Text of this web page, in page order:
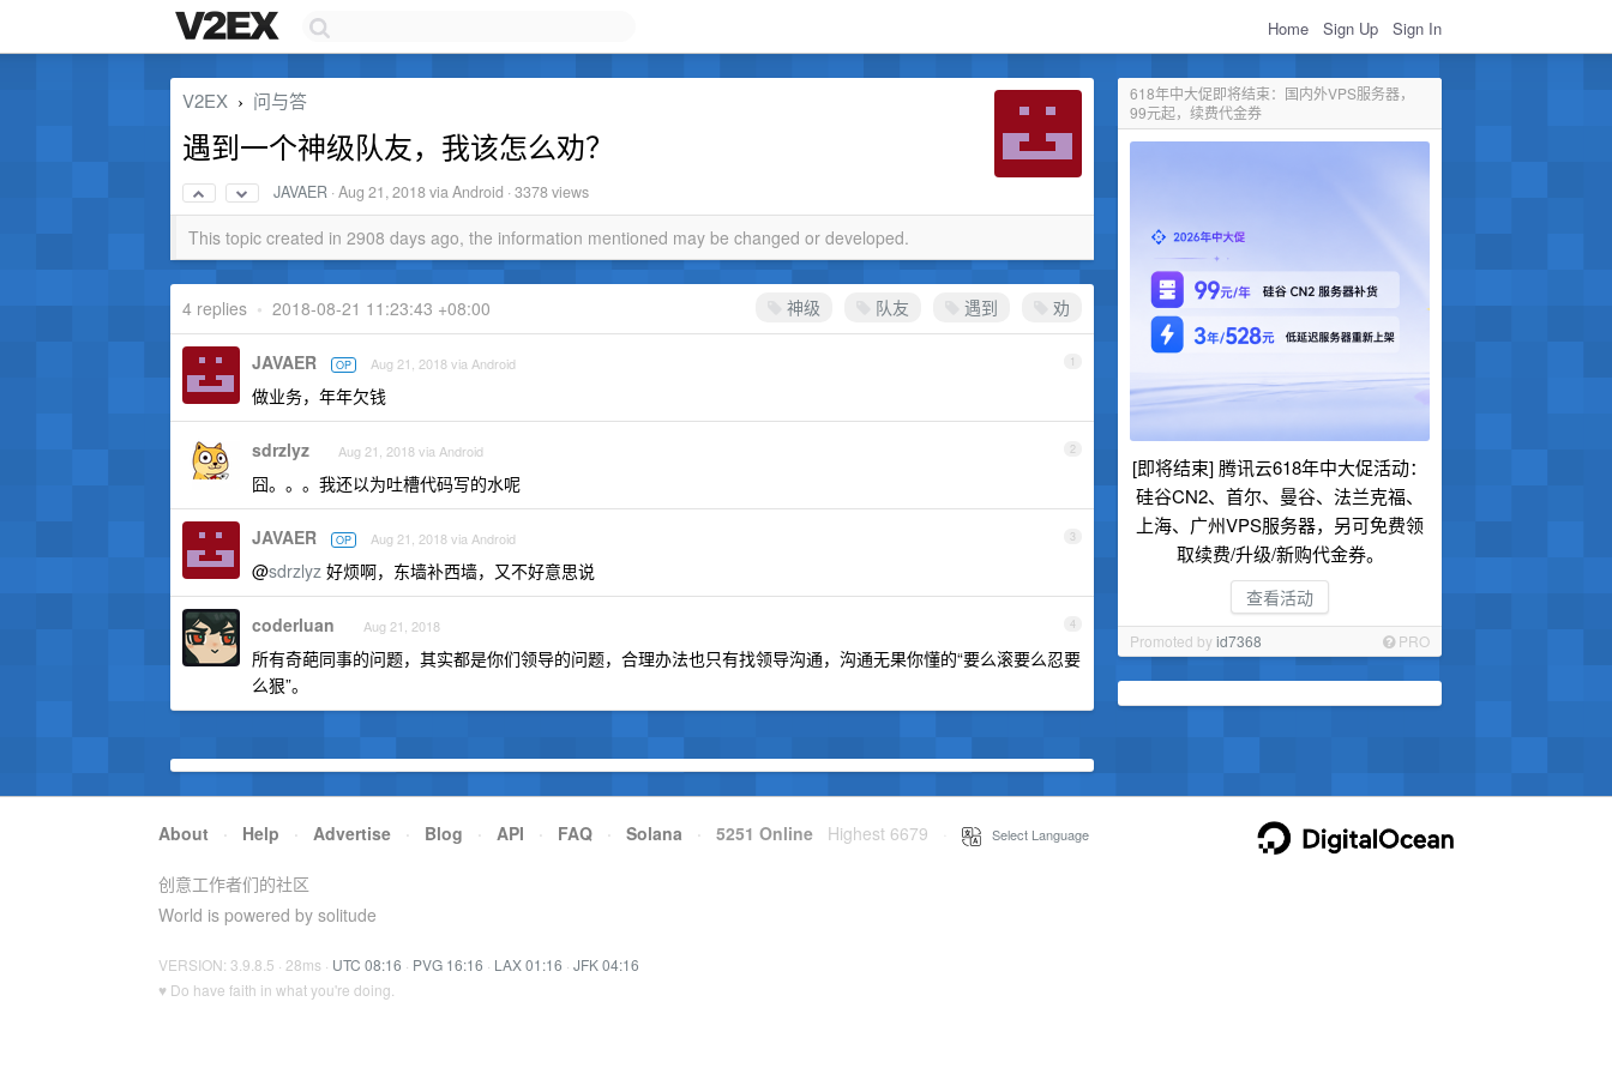
Home Sign Up Sign In
618年中大促即将结束：国内外VPS服务器，
99元起，续费代金券
[即将结束] 腾讯云618年中大促活动：
硅谷CN2、首尔、曼谷、法兰克福、
上海、广州VPS服务器，另可免费领
取续费/升级/新购代金券。
查看活动
Promoted byid7368 PRO
V2EX › 问与答
遇到一个神级队友，我该怎么劝？
JAVAER ·Aug 21, 2018via Android · 3378 views
This topic created in 2908 days ago, the information mentioned may be changed or developed.
神级 队友 遇到 劝
4 replies • 2018-08-21 11:23:43 +08:00
1
JAVAER OP Aug 21, 2018 via Android
做业务，年年欠钱
2
sdrzlyz Aug 21, 2018 via Android
囧。。。我还以为吐槽代码写的水呢
3
JAVAER OP Aug 21, 2018 via Android
@sdrzlyz 好烦啊，东墙补西墙，又不好意思说
4
coderluan Aug 21, 2018
所有奇葩同事的问题，其实都是你们领导的问题，合理办法也只有找领导沟通，沟通无果你懂的“要么滚要么忍要
么狠”。
About · Help · Advertise · Blog · API · FAQ · Solana · 5251 Online Highest 6679 Select Language
创意工作者们的社区
World is powered by solitude
VERSION: 3.9.8.5 · 28ms · UTC 08:16 · PVG 16:16 · LAX 01:16 · JFK 04:16
♥ Do have faith in what you're doing.